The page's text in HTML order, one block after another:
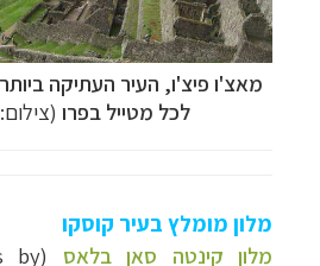
מאצ'ו פיצ'ו, העיר העתיקה
לכל מטייל בפרו
מלון מומלץ בעיר קוסקו
מלון קינטה סאן בלאס
by